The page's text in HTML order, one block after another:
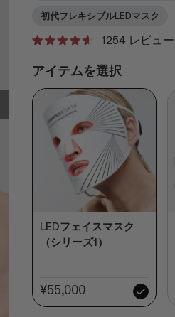
初代フレキシブルLEDマスク
つ
4.6
ク
ッ
ク
し
て
レ
ビ
ュ
ー
で
ス
ー
1254 レビュー
アイテムを選択
LEDフェイスマスク
（シリーズ1）
¥55,000